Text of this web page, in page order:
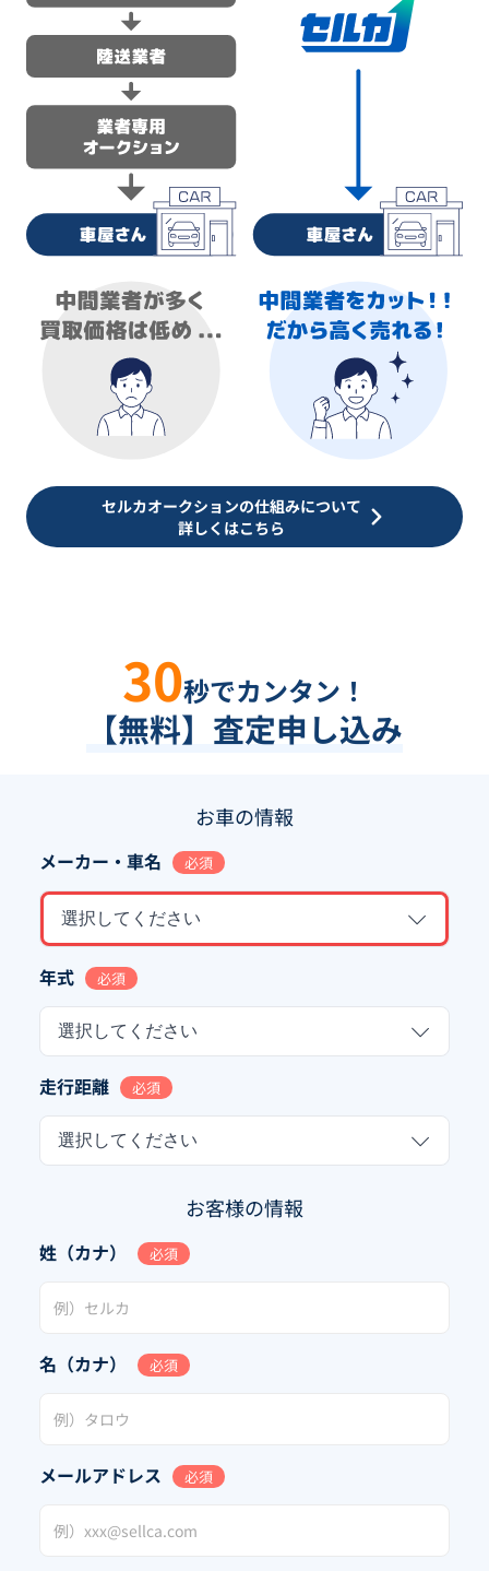
セルカオークションの仕組みについて
詳しくはこちら
30秒でカンタン！
【無料】査定申し込み
お車の情報
メーカー・車名 必須
選択してください
年式 必須
選択してください
走行距離 必須
選択してください
お客様の情報
姓（カナ） 必須
名（カナ） 必須
メールアドレス 必須